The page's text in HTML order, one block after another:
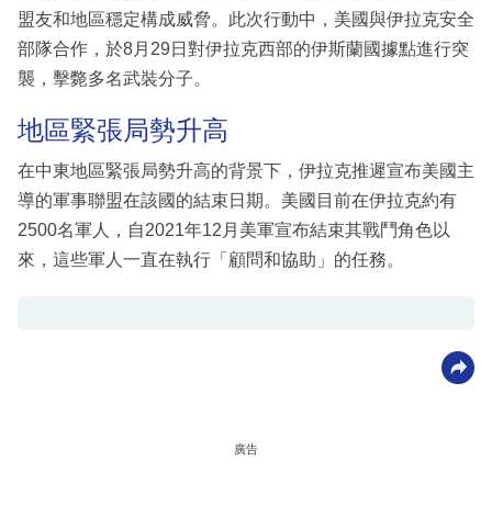
盟友和地區穩定構成威脅。此次行動中，美國與伊拉克安全
部隊合作，於8月29日對伊拉克西部的伊斯蘭國據點進行突
襲，擊斃多名武裝分子。
地區緊張局勢升高
在中東地區緊張局勢升高的背景下，伊拉克推遲宣布美國主
導的軍事聯盟在該國的結束日期。美國目前在伊拉克約有
2500名軍人，自2021年12月美軍宣布結束其戰鬥角色以
來，這些軍人一直在執行「顧問和協助」的任務。
廣告